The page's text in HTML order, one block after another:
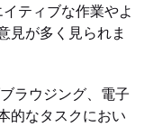
ティブな作業やよ
見が多く見られま
ラウジング、電子
的なタスクにおい